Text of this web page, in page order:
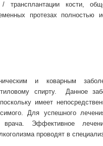
/ трансплантации кости,
протезах полностью
и коварным
спирту. Данное
имеет
Для успешного
Эффективное
проводят в